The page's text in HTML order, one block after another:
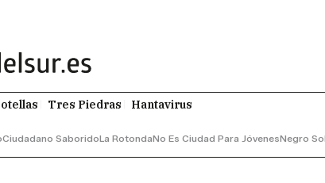
Tres Piedras Hantavirus
Ciudadano SaboridoLa RotondaNo Es Ciudad Para JóvenesNegro